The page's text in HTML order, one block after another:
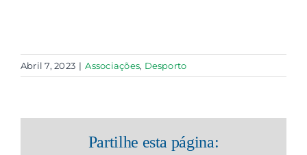
Abril 7, 2023 | Associações, Desporto
Partilhe esta página: